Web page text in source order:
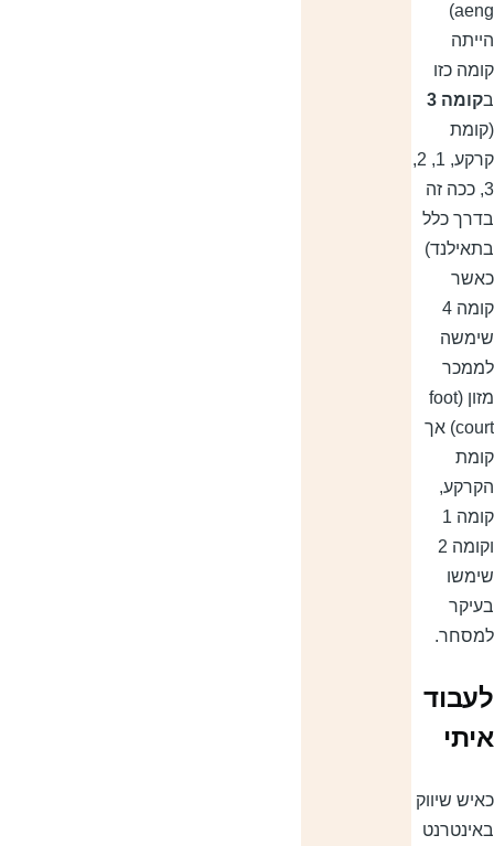
aeng)
כזו
קומה 3
קרקע, 1, 2,
3, ככה זה
כלל
קומה 4
מזון (foot
court) אך
קומה 1
וקומה 2
שיווק